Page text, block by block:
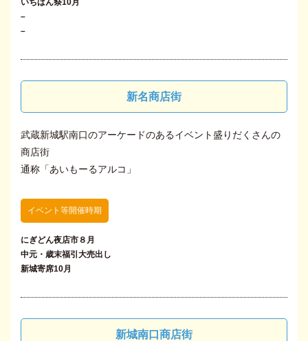
いちばん祭10月
–
–
新名商店街
武蔵新城駅南口のアーケードのあるイベント盛りだくさんの
商店街
通称「あいもーるアルコ」
イベント等開催時期
にぎどん夜店市８月
中元・歳末福引大売出し
新城寄席10月
新城南口商店街